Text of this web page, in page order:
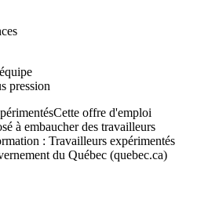
pression
offre d'emploi
à embaucher des travailleurs
: Travailleurs expérimentés
du Québec (quebec.ca)